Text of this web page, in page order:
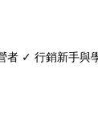
者 ✓ 行銷新手與